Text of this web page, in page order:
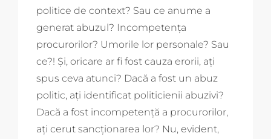
politice de context? Sau ce anume a
generat abuzul? Incompetența
procurorilor? Umorile lor personale? Sau
ce?! Și, oricare ar fi fost cauza erorii, ați
spus ceva atunci? Dacă a fost un abuz
politic, ați identificat politicienii abuzivi?
Dacă a fost incompetență a procurorilor,
ați cerut sancționarea lor? Nu, evident,